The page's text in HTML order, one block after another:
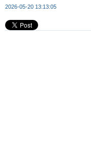
2026-05-20 13:13:05